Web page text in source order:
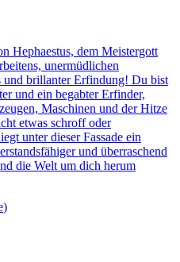
Hephaestus, dem Meistergott
unermüdlichen
und brillanter Erfindung! Du bist
und ein begabter Erfinder,
Maschinen und der Hitze
etwas schroff oder
unter dieser Fassade ein
und überraschend
die Welt um dich herum
)